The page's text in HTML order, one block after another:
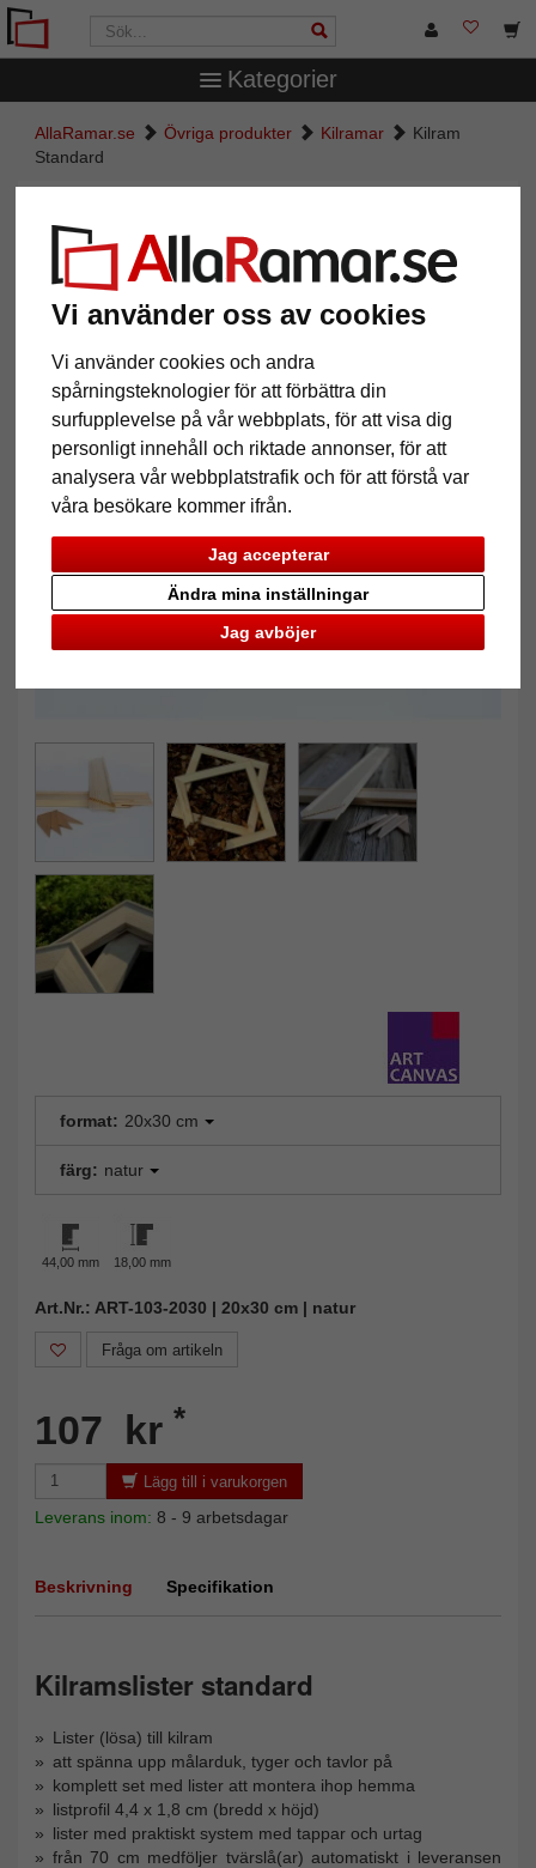
Vi använder oss av cookies
Vi använder cookies och andra
spårningsteknologier för att förbättra din
surfupplevelse på vår webbplats, för att visa dig
personligt innehåll och riktade annonser, för att
analysera vår webbplatstrafik och för att förstå var
våra besökare kommer ifrån.
Jag accepterar
Jag avböjer
Ändra mina inställningar
Kategorier
AllaRamar.se Övriga produkter Kilramar
Kilram
Standard
Tillbaka
format: 20x30 cm
färg: natur
44,00 mm 18,00 mm
Art.Nr.: ART-103-2030 | 20x30 cm | natur
Fråga om artikeln
107 kr *
Lägg till i varukorgen
Leverans inom: 8 - 9 arbetsdagar
Beskrivning Specifikation
Kilramslister standard
Lister (lösa) till kilram
att spänna upp målarduk, tyger och tavlor på
komplett set med lister att montera ihop hemma
listprofil 4,4 x 1,8 cm (bredd x höjd)
lister med praktiskt system med tappar och urtag
från 70 cm medföljer tvärslå(ar) automatiskt i leveransen